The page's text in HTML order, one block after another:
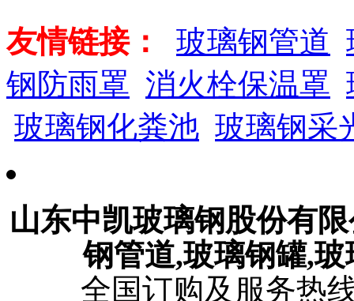
友情链接： 玻璃钢管道
钢防雨罩 消火栓保温罩
玻璃钢化粪池 玻璃钢采
山东中凯玻璃钢股份有
钢管道,玻璃钢罐,
全国订购及服务热